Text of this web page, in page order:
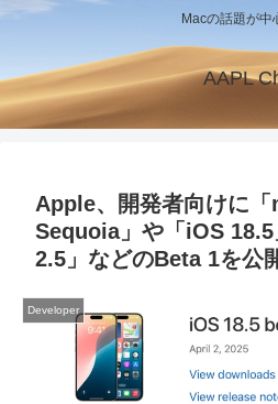
Macの話題が中
AAPL
Apple、開発者向けに
Sequoia」や「iOS
2.5」などのBeta 1を公
Developer